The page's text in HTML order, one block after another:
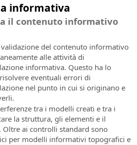
informativa
il contenuto informativo
validazione del contenuto informativo
alle attività di
informativa. Questo ha lo
eventuali errori di
nel punto in cui si originano e
tra i modelli creati e tra i
la struttura, gli elementi e il
ai controlli standard sono
per modelli informativi topografici e